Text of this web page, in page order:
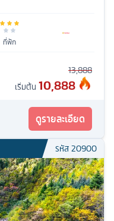
ที่พัก
13,888
เริ่มต้น 10,888
ดูรายละเอียด
รหัส20900